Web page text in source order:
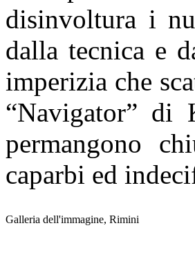
disinvoltura i
dalla tecnica e
imperizia che
“Navigator” di
permangono
caparbi ed
Galleria dell'immagine, Rimini